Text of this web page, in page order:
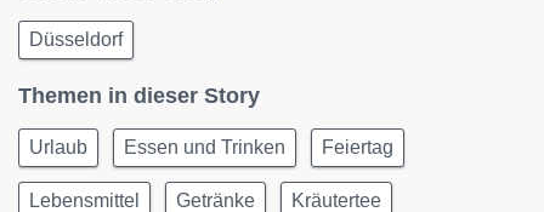
Düsseldorf
Themen in dieser Story
Urlaub Essen und Trinken Feiertag
Lebensmittel Getränke Kräutertee